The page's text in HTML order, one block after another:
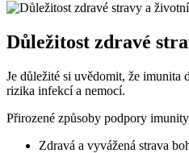
Důležitost zdravé
Je důležité si uvědomit, že
rizika infekcí a nemocí.
Přirozené způsoby podpory
Zdravá a vyvážená strava